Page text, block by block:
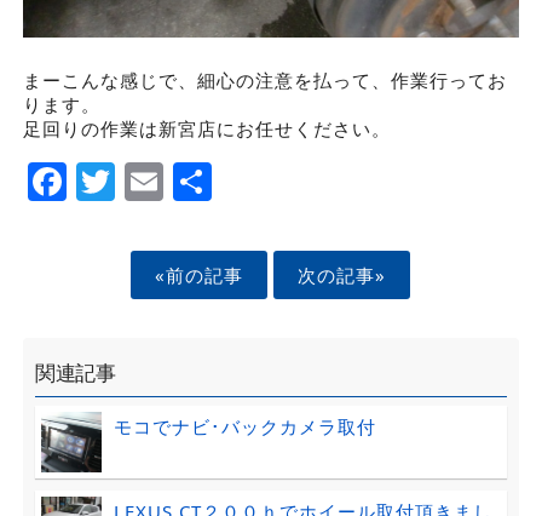
まーこんな感じで、細心の注意を払って、作業行ってお
ります。
足回りの作業は新宮店にお任せください。
Facebook
Twitter
EmailShare
«前の記事 次の記事»
関連記事
モコでナビ･バックカメラ取付
LEXUS CT２００ｈでホイール取付頂きまし